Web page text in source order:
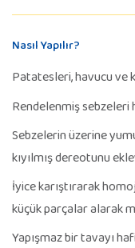
Nasıl Yapılır?
Patatesleri, havucu ve
Rendelenmiş
Sebzelerin üzerine
kıyılmış dereotunu
İyice karıştırarak
küçük parçalar alarak
Yapışmaz bir tavayı